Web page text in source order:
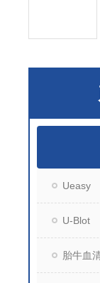
Ueasy
U-Blot
胎牛血